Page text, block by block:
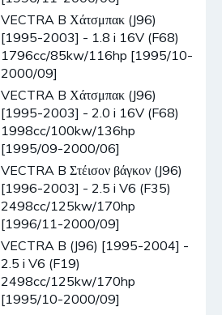
VECTRA B Χάτσμπακ (J96)
[1995-2003] - 1.8 i 16V (F68)
1796cc/85kw/116hp [1995/10-
2000/09]
VECTRA B Χάτσμπακ (J96)
[1995-2003] - 2.0 i 16V (F68)
1998cc/100kw/136hp
[1995/09-2000/06]
VECTRA B Στέισον βάγκον (J96)
[1996-2003] - 2.5 i V6 (F35)
2498cc/125kw/170hp
[1996/11-2000/09]
VECTRA B (J96) [1995-2004] -
2.5 i V6 (F19)
2498cc/125kw/170hp
[1995/10-2000/09]